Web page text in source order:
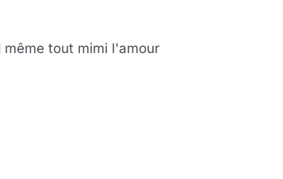
tout mimi l'amour